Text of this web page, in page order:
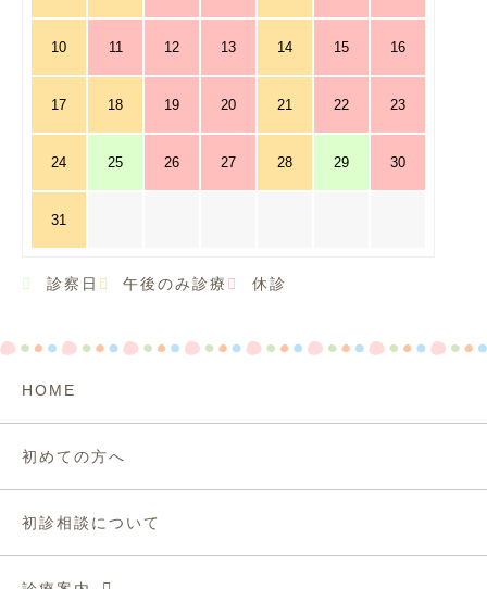
10 11 12 13 14 15 16
17 18 19 20 21 22 23
24 25 26 27 28 29 30
31
診察日 午後のみ診療 休診
HOME
初めての方へ
初診相談について